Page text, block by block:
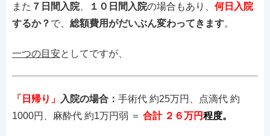
また ７日間入院、 １０日間入院の場合もあり、 何日入院
するか？ で、 総額費用がだいぶん変わってきます。
一つの目安としてですが、
「日帰り」 入院の場合： 手術代 約25万円、点滴代 約
1000円、麻酔代 約1万円弱 ＝ 合計 ２６万円程度。